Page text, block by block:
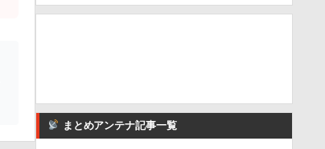
まとめアンテナ記事一覧